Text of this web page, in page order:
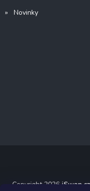
» Novinky
Copyright 2026